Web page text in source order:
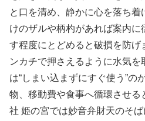
と口を清め、静かに心を落ち
けのザルや柄杓があれば案内に
す程度にとどめると破損を防げ
ンカチで押さえるように水気を
は“しまい込まずにすぐ使う”の
物、移動費や食事へ循環させる
社 姫の宮では妙音弁財天のそ